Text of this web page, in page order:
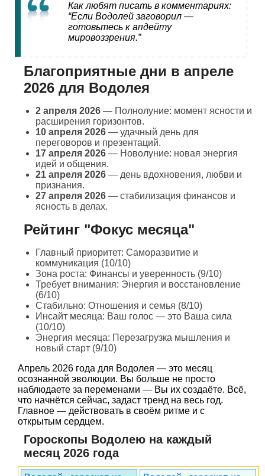
Как любят писать в комментариях:
“Если Водолей заговорил —
готовьтесь к апдейту
мировоззрения.”
Благоприятные дни в апреле
2026 для Водолея
2 апреля 2026 — Полнолуние: момент ясности и
расширения горизонтов.
10 апреля 2026 — удачный день для
переговоров и презентаций.
17 апреля 2026 — Новолуние: новая энергия
идей и общения.
21 апреля 2026 — день вдохновения, любви и
признания.
27 апреля 2026 — стабилизация финансов и
ясность в делах.
Рейтинг "Фокус месяца"
Главный приоритет: Саморазвитие и
коммуникация (10/10)
Зона роста: Финансы и уверенность (9/10)
Требует внимания: Энергия и восстановление
(6/10)
Стабильно: Отношения и семья (8/10)
Инсайт месяца: Ваш голос — это Ваша сила
(10/10)
Энергия месяца: Перезагрузка мышления и
новый старт (9/10)
Апрель 2026 года для Водолея — это месяц
осознанной эволюции. Вы больше не просто
наблюдаете за переменами — Вы их создаёте. Всё,
что начнётся сейчас, задаст тренд на весь год.
Главное — действовать в своём ритме и с
открытым сердцем.
Гороскопы Водолею на каждый
месяц 2026 года